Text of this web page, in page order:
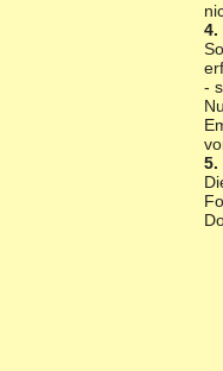
4.
-
5.